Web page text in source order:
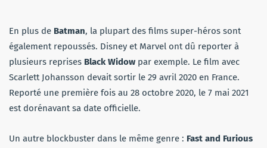
En plus de Batman, la plupart des films super-héros sont
également repoussés. Disney et Marvel ont dû reporter à
plusieurs reprises Black Widow par exemple. Le film avec
Scarlett Johansson devait sortir le 29 avril 2020 en France.
Reporté une première fois au 28 octobre 2020, le 7 mai 2021
est dorénavant sa date officielle.
Un autre blockbuster dans le même genre : Fast and Furious